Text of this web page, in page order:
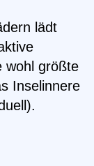
lädt
wohl größte
Inselinnere